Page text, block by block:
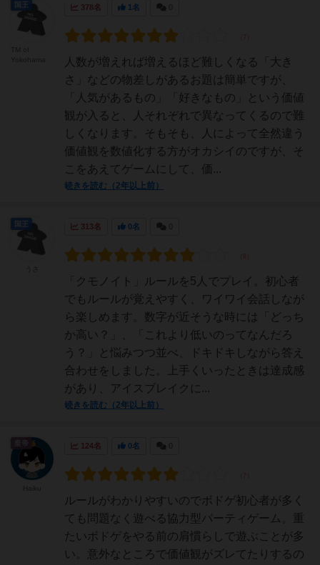
378名 1名
人数が増えれば増えるほど難しくなる「大き
さ」などの物差しがあるお題は簡単ですが、
「人気があるもの」「好きなもの」という価値
観が入ると、人それぞれで異なってくるので難
しくなります。そもそも、人によって全然違う
価値観を数値化する方がオカシイのですが、そ
こをあえてゲームにして、価...
続きを読む（2年以上前）
国王
313名 0名
「クモノイト」ルールを5人でプレイ。初心者
でもルールが覚えやすく、ワイワイ会話しなが
ら楽しめます。数字が近そうな時には「どっち
か高い？」、「これより低いのってなんだろ
う？」と悩みつつ並べ、ドキドキしながら答え
合わせをしました。上手くいったときは達成感
があり、アイスブレイクに...
続きを読む（2年以上前）
国王
124名 0名
ルールがわかりやすいのでボドゲ初心者が多く
ても問題なく遊べる協力型パーティゲーム。重
たいボドゲをやる前の肩慣らしで遊ぶことが多
い。意外なところで価値観がズレてたりするの